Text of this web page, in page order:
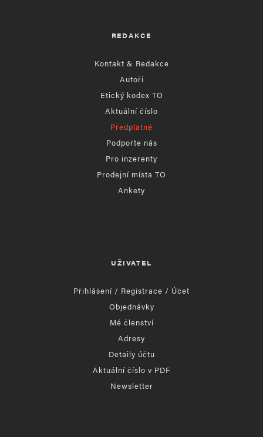
REDAKCE
Kontakt & Redakce
Autoři
Etický kodex TO
Aktuální číslo
Předplatné
Podpořte nás
Pro inzerenty
Prodejní místa TO
Ankety
UŽIVATEL
Přihlášení / Registrace / Účet
Objednávky
Mé členství
Adresy
Detaily účtu
Aktuální číslo v PDF
Newsletter